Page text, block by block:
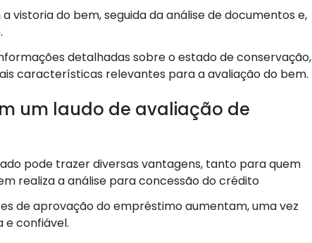
vistoria do bem, seguida da análise de documentos e,
detalhadas sobre o estado de conservação,
características relevantes para a avaliação do bem.
um laudo de avaliação de
pode trazer diversas vantagens, tanto para quem
realiza a análise para concessão do crédito
de aprovação do empréstimo aumentam, uma vez
e confiável.